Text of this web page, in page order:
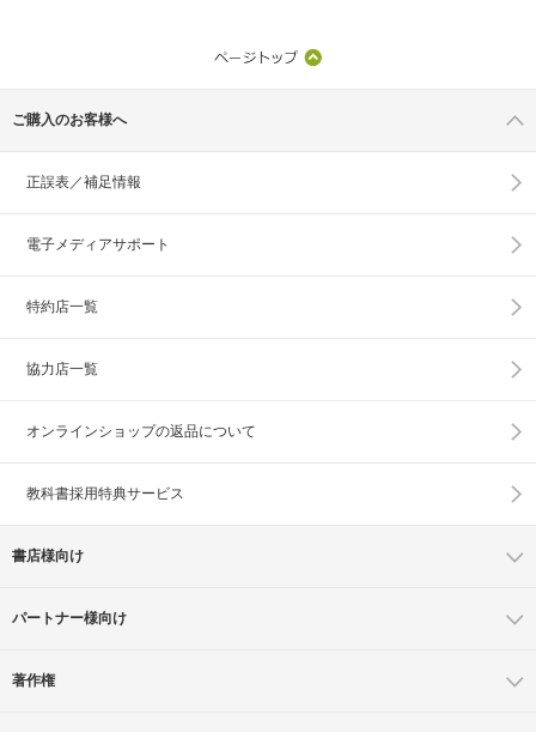
ご購入のお客様へ
正誤表／補足情報
電子メディアサポート
特約店一覧
協力店一覧
オンラインショップの返品について
教科書採用特典サービス
書店様向け
パートナー様向け
著作権